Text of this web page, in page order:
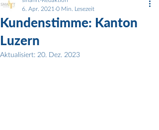
Kundenstimme: Kanton
Luzern
6. Apr. 2021 0 Min. Lesezeit
Aktualisiert: 20. Dez. 2023